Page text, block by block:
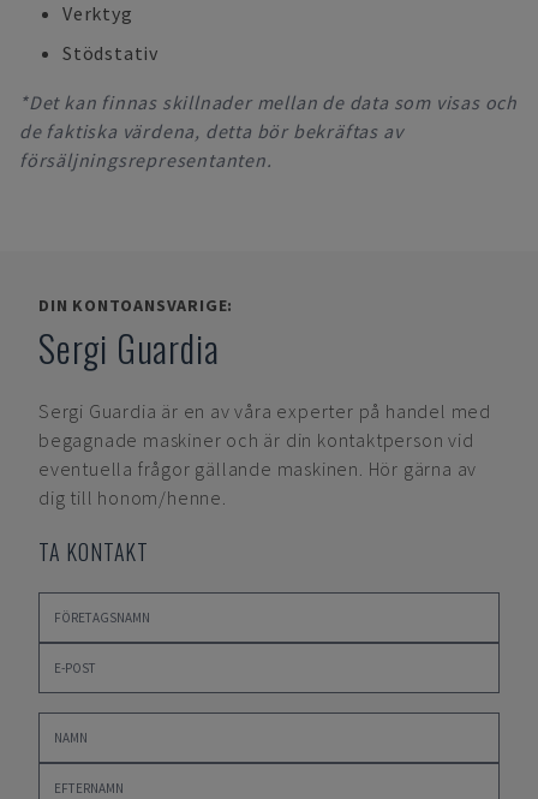
Verktyg
Stödstativ
*Det kan finnas skillnader mellan de data som visas och
de faktiska värdena, detta bör bekräftas av
försäljningsrepresentanten.
DIN KONTOANSVARIGE:
Sergi Guardia
Sergi Guardia är en av våra experter på handel med
begagnade maskiner och är din kontaktperson vid
eventuella frågor gällande maskinen. Hör gärna av
dig till honom/henne.
TA KONTAKT